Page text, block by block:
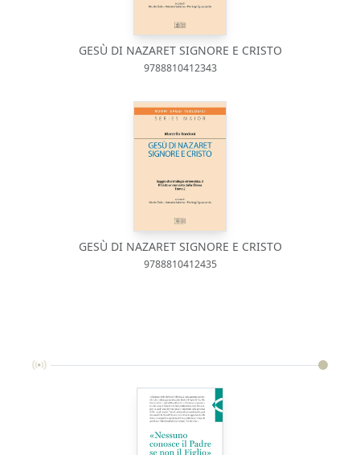
GESÙ DI NAZARET SIGNORE E CRISTO
9788810412343
GESÙ DI NAZARET SIGNORE E CRISTO
9788810412435